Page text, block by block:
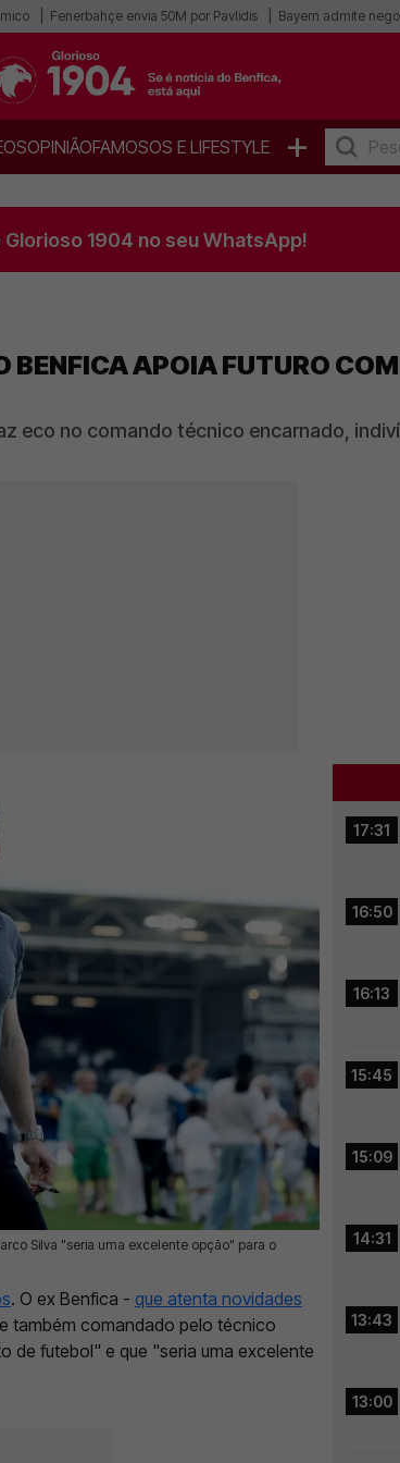
Fenerbahçe envia 50M por Pavlidis Bayern admite
OPINIÃOFAMOSOS E LIFESTYLE +
1904 no seu WhatsApp!
BENFICA APOIA FUTURO
eco no comando técnico encarnado,
Silva "seria uma excelente opção" para o
. O ex Benfica - que atenta novidades
também comandado pelo técnico
de futebol" e que "seria uma excelente
17:31
16:50
16:13
15:45
15:09
14:31
13:43
13:00